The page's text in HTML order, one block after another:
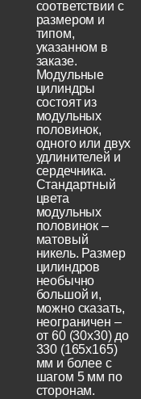
соответствии с
размером и
типом,
указанном в
заказе.
Модульные
цилиндры
состоят из
модульных
половинок,
одного или двух
удлинителей и
сердечника.
Стандартный
цвета
модульных
половинок –
матовый
никель. Размер
цилиндров
необычно
большой и,
можно сказать,
неограничен –
от 60 (30x30) до
330 (165х165)
мм и более с
шагом 5 мм по
сторонам.